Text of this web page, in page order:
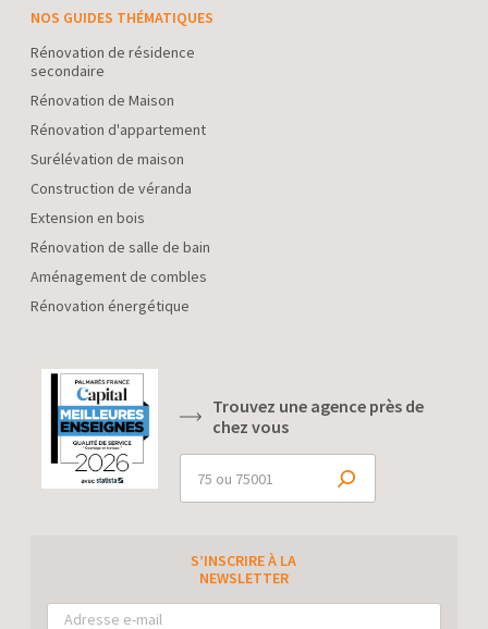
NOS GUIDES THÉMATIQUES
Rénovation de résidence
secondaire
Rénovation de Maison
Rénovation d'appartement
Surélévation de maison
Construction de véranda
Extension en bois
Rénovation de salle de bain
Aménagement de combles
Rénovation énergétique
Trouvez une agence près de
chez vous
S’INSCRIRE À LA
NEWSLETTER